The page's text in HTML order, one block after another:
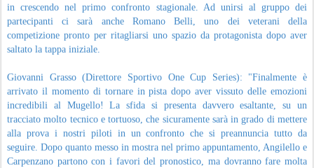
in crescendo nel primo confronto stagionale. Ad unirsi al gruppo dei
partecipanti ci sarà anche Romano Belli, uno dei veterani della
competizione pronto per ritagliarsi uno spazio da protagonista dopo aver
saltato la tappa iniziale.
Giovanni Grasso (Direttore Sportivo One Cup Series): "Finalmente è
arrivato il momento di tornare in pista dopo aver vissuto delle emozioni
incredibili al Mugello! La sfida si presenta davvero esaltante, su un
tracciato molto tecnico e tortuoso, che sicuramente sarà in grado di mettere
alla prova i nostri piloti in un confronto che si preannuncia tutto da
seguire. Dopo quanto messo in mostra nel primo appuntamento, Angilello e
Carpenzano partono con i favori del pronostico, ma dovranno fare molta